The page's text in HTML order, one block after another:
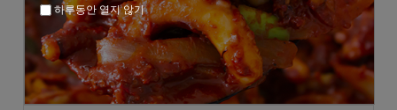
하루동안 열지 않기